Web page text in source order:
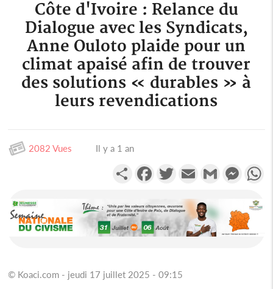
Côte d'Ivoire : Relance du
Dialogue avec les Syndicats,
Anne Ouloto plaide pour un
climat apaisé afin de trouver
des solutions « durables » à
leurs revendications
2082 Vues Il y a 1 an
PartagerFacebookTwitterEmail Gmail
© Koaci.com - jeudi 17 juillet 2025 - 09:15